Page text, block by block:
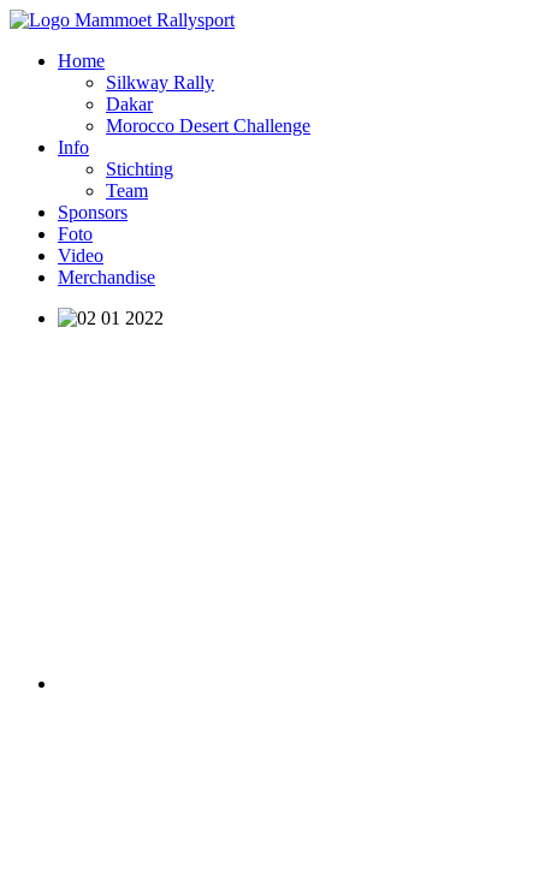
Home
Silkway Rally
Dakar
Morocco Desert Challenge
Info
Stichting
Team
Sponsors
Foto
Video
Merchandise